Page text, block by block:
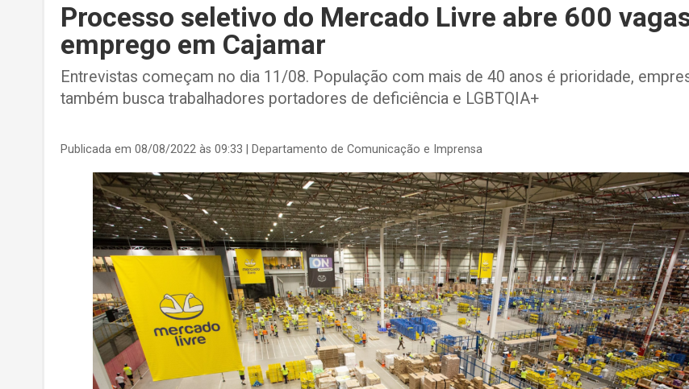
Processo seletivo do Mercado Livre abre 600
emprego em Cajamar
Entrevistas começam no dia 11/08. População com mais de 40 anos é prioridade,
também busca trabalhadores portadores de deficiência e LGBTQIA+
Publicada em 08/08/2022 às 09:33 | Departamento de Comunicação e Imprensa